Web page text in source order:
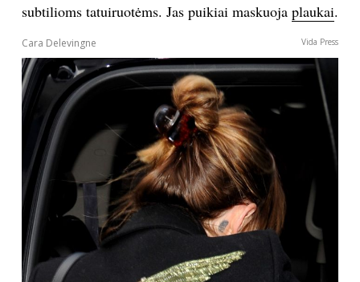
subtilioms tatuiruotėms. Jas puikiai maskuoja plaukai.
Cara Delevingne Vida Press